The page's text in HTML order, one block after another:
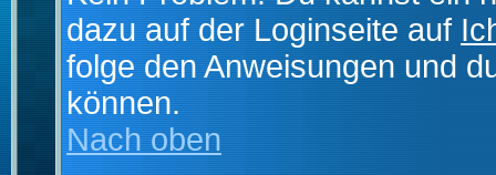
dazu auf der Loginseite auf
folge den Anweisungen und
können.
Nach oben